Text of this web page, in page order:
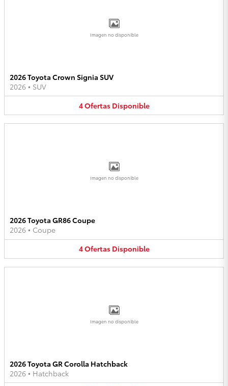
Imagen no disponible
2026 Toyota Crown Signia SUV
2026 • SUV
4Ofertas Disponible
Imagen no disponible
2026 Toyota GR86 Coupe
2026 • Coupe
4Ofertas Disponible
Imagen no disponible
2026 Toyota GR Corolla Hatchback
2026 • Hatchback